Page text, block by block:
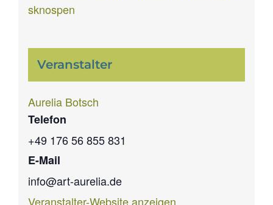
sknospen
Veranstalter
Aurelia Botsch
Telefon
+49 176 56 855 831
E-Mail
info@art-aurelia.de
Veranstalter-Website anzeigen